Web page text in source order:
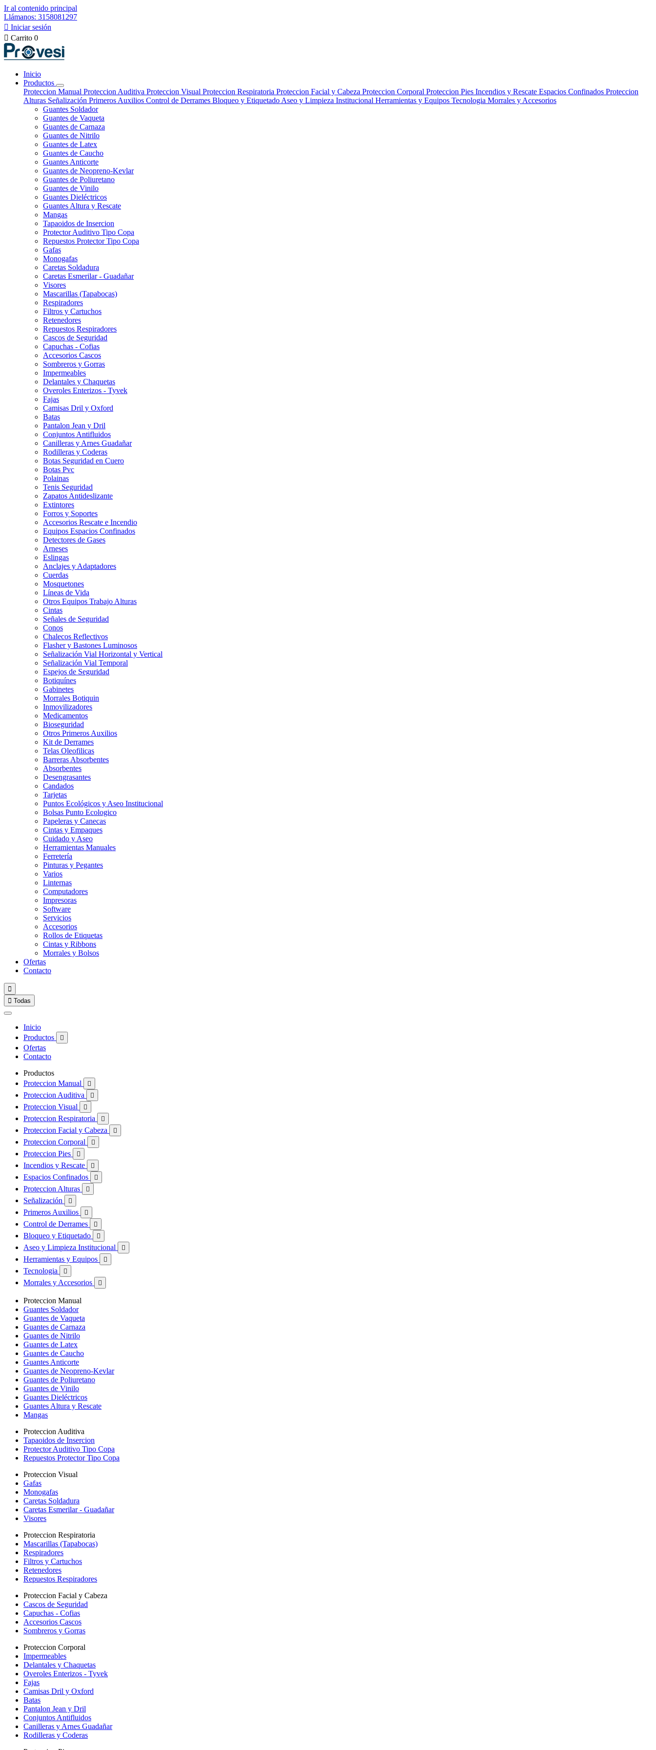
Ir al contenido principal
Llámanos: 3158081297
 Iniciar sesión
 Carrito 0
Inicio
Productos
Proteccion Manual Proteccion Auditiva Proteccion Visual Proteccion Respiratoria Proteccion Facial y Cabeza Proteccion Corporal Proteccion Pies Incendios y Rescate Espacios Confinados Proteccion
Alturas Señalización Primeros Auxilios Control de Derrames Bloqueo y Etiquetado Aseo y Limpieza Institucional Herramientas y Equipos Tecnologia Morrales y Accesorios
Guantes Soldador
Guantes de Vaqueta
Guantes de Carnaza
Guantes de Nitrilo
Guantes de Latex
Guantes de Caucho
Guantes Anticorte
Guantes de Neopreno-Kevlar
Guantes de Poliuretano
Guantes de Vinilo
Guantes Dieléctricos
Guantes Altura y Rescate
Mangas
Tapaoidos de Insercion
Protector Auditivo Tipo Copa
Repuestos Protector Tipo Copa
Gafas
Monogafas
Caretas Soldadura
Caretas Esmerilar - Guadañar
Visores
Mascarillas (Tapabocas)
Respiradores
Filtros y Cartuchos
Retenedores
Repuestos Respiradores
Cascos de Seguridad
Capuchas - Cofias
Accesorios Cascos
Sombreros y Gorras
Impermeables
Delantales y Chaquetas
Overoles Enterizos - Tyvek
Fajas
Camisas Dril y Oxford
Batas
Pantalon Jean y Dril
Conjuntos Antifluidos
Canilleras y Arnes Guadañar
Rodilleras y Coderas
Botas Seguridad en Cuero
Botas Pvc
Polainas
Tenis Seguridad
Zapatos Antideslizante
Extintores
Forros y Soportes
Accesorios Rescate e Incendio
Equipos Espacios Confinados
Detectores de Gases
Arneses
Eslingas
Anclajes y Adaptadores
Cuerdas
Mosquetones
Líneas de Vida
Otros Equipos Trabajo Alturas
Cintas
Señales de Seguridad
Conos
Chalecos Reflectivos
Flasher y Bastones Luminosos
Señalización Vial Horizontal y Vertical
Señalización Vial Temporal
Espejos de Seguridad
Botiquínes
Gabinetes
Morrales Botiquin
Inmovilizadores
Medicamentos
Bioseguridad
Otros Primeros Auxilios
Kit de Derrames
Telas Oleofilicas
Barreras Absorbentes
Absorbentes
Desengrasantes
Candados
Tarjetas
Puntos Ecológicos y Aseo Institucional
Bolsas Punto Ecologico
Papeleras y Canecas
Cintas y Empaques
Cuidado y Aseo
Herramientas Manuales
Ferretería
Pinturas y Pegantes
Varios
Linternas
Computadores
Impresoras
Software
Servicios
Accesorios
Rollos de Etiquetas
Cintas y Ribbons
Morrales y Bolsos
Ofertas
Contacto

 Todas
Inicio
Productos

Ofertas
Contacto
Productos
Proteccion Manual

Proteccion Auditiva 
Proteccion Visual 
Proteccion Respiratoria 
Proteccion Facial y Cabeza 
Proteccion Corporal 
Proteccion Pies 
Incendios y Rescate 
Espacios Confinados 
Proteccion Alturas 
Señalización 
Primeros Auxilios 
Control de Derrames 
Bloqueo y Etiquetado 
Aseo y Limpieza Institucional 
Herramientas y Equipos 
Tecnologia 
Morrales y Accesorios 
Proteccion Manual
Guantes Soldador
Guantes de Vaqueta
Guantes de Carnaza
Guantes de Nitrilo
Guantes de Latex
Guantes de Caucho
Guantes Anticorte
Guantes de Neopreno-Kevlar
Guantes de Poliuretano
Guantes de Vinilo
Guantes Dieléctricos
Guantes Altura y Rescate
Mangas
Proteccion Auditiva
Tapaoidos de Insercion
Protector Auditivo Tipo Copa
Repuestos Protector Tipo Copa
Proteccion Visual
Gafas
Monogafas
Caretas Soldadura
Caretas Esmerilar - Guadañar
Visores
Proteccion Respiratoria
Mascarillas (Tapabocas)
Respiradores
Filtros y Cartuchos
Retenedores
Repuestos Respiradores
Proteccion Facial y Cabeza
Cascos de Seguridad
Capuchas - Cofias
Accesorios Cascos
Sombreros y Gorras
Proteccion Corporal
Impermeables
Delantales y Chaquetas
Overoles Enterizos - Tyvek
Fajas
Camisas Dril y Oxford
Batas
Pantalon Jean y Dril
Conjuntos Antifluidos
Canilleras y Arnes Guadañar
Rodilleras y Coderas